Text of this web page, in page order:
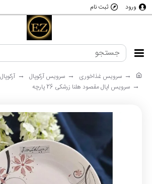
ورود ثبت نام
سرویس غذاخوری سرویس آرکوپال
سرویس اپال مقصود هلنا زرشکی 26 پارچه